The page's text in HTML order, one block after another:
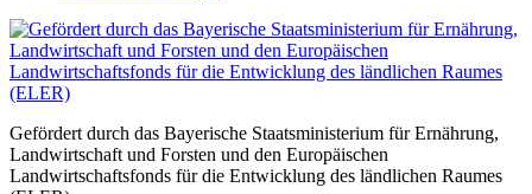
Gefördert durch das Bayerische Staatsministerium für Ernährung,
Landwirtschaft und Forsten und den Europäischen
Landwirtschaftsfonds für die Entwicklung des ländlichen Raumes